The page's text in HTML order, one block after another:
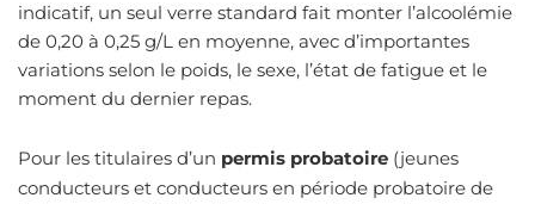
indicatif, un seul verre standard fait monter l’alcoolémie
de 0,20 à 0,25 g/L en moyenne, avec d’importantes
variations selon le poids, le sexe, l’état de fatigue et le
moment du dernier repas.
Pour les titulaires d’un permis probatoire (jeunes
conducteurs et conducteurs en période probatoire de